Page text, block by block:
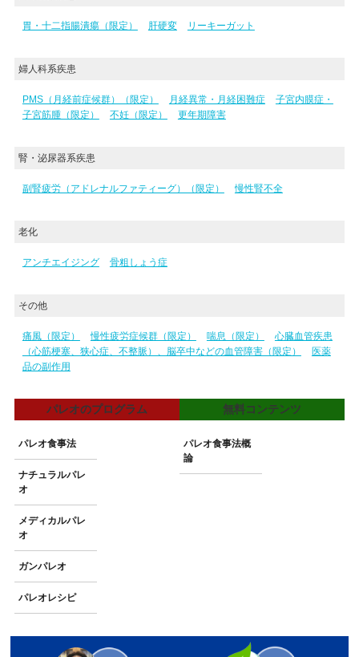
胃・十二指腸潰瘍（限定） 肝硬変 リーキーガット
婦人科系疾患
PMS（月経前症候群）（限定） 月経異常・月経困難症
子宮内膜症・
子宮筋腫（限定）
不妊（限定） 更年期障害
腎・泌尿器系疾患
副腎疲労（アドレナルファティーグ）（限定） 慢性腎不全
老化
アンチエイジング 骨粗しょう症
その他
痛風（限定） 慢性疲労症候群（限定） 喘息（限定）
心臓血管疾患
（心筋梗塞、狭心症、不整脈）、脳卒中などの血管障害（限定）
医薬
品の副作用
パレオのプログラム
パレオ食事法
ナチュラルパレ
オ
メディカルパレ
オ
ガンパレオ
パレオレシピ
無料コンテンツ
パレオ食事法概
論